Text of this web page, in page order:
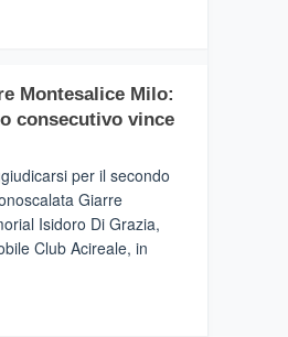
Montesalice Milo:
consecutivo vince
per il secondo
Giarre
Isidoro Di Grazia,
Club Acireale, in